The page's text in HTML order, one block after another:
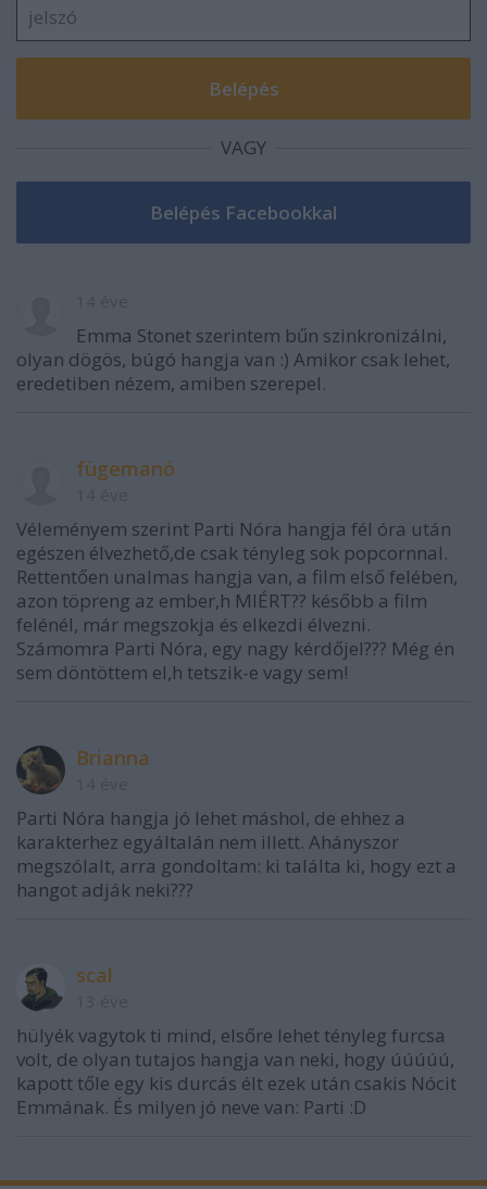
VAGY
Emma Stonet szerintem bűn szinkronizálni,
olyan dögös, búgó hangja van :) Amikor csak lehet,
eredetiben nézem, amiben szerepel.
fügemanó
Véleményem szerint Parti Nóra hangja fél óra után
egészen élvezhető,de csak tényleg sok popcornnal.
Rettentően unalmas hangja van, a film első felében,
azon töpreng az ember,h MIÉRT?? később a film
felénél, már megszokja és elkezdi élvezni.
Számomra Parti Nóra, egy nagy kérdőjel??? Még én
sem döntöttem el,h tetszik-e vagy sem!
Brianna
Parti Nóra hangja jó lehet máshol, de ehhez a
karakterhez egyáltalán nem illett. Ahányszor
megszólalt, arra gondoltam: ki találta ki, hogy ezt a
hangot adják neki???
scal
hülyék vagytok ti mind, elsőre lehet tényleg furcsa
volt, de olyan tutajos hangja van neki, hogy úúúúú,
kapott tőle egy kis durcás élt ezek után csakis Nócit
Emmának. És milyen jó neve van: Parti :D